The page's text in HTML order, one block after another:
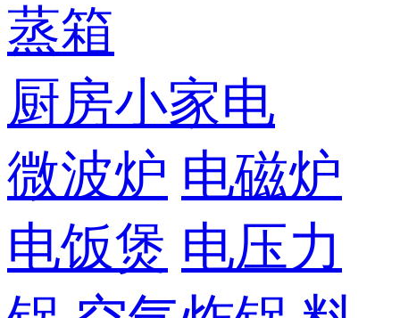
蒸箱
厨房小家电
微波炉 电磁炉
电饭煲 电压力